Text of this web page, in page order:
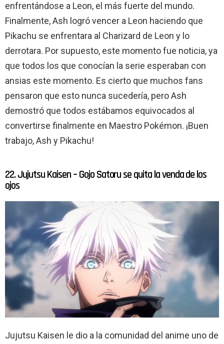
enfrentándose a Leon, el más fuerte del mundo.
Finalmente, Ash logró vencer a Leon haciendo que
Pikachu se enfrentara al Charizard de Leon y lo
derrotara. Por supuesto, este momento fue noticia, ya
que todos los que conocían la serie esperaban con
ansias este momento. Es cierto que muchos fans
pensaron que esto nunca sucedería, pero Ash
demostró que todos estábamos equivocados al
convertirse finalmente en Maestro Pokémon. ¡Buen
trabajo, Ash y Pikachu!
22. Jujutsu Kaisen – Gojo Satoru se quita la venda de los
ojos
Jujutsu Kaisen le dio a la comunidad del anime uno de